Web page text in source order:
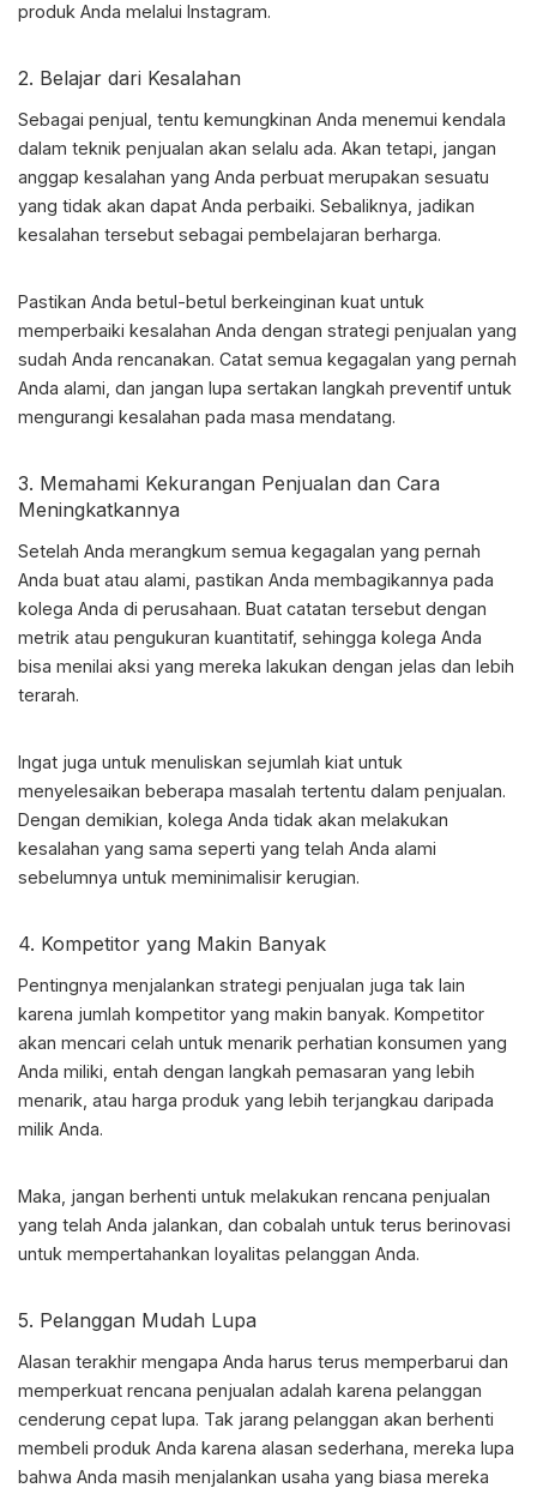
produk Anda melalui Instagram.
2. Belajar dari Kesalahan
Sebagai penjual, tentu kemungkinan Anda menemui kendala
dalam teknik penjualan akan selalu ada. Akan tetapi, jangan
anggap kesalahan yang Anda perbuat merupakan sesuatu
yang tidak akan dapat Anda perbaiki. Sebaliknya, jadikan
kesalahan tersebut sebagai pembelajaran berharga.
Pastikan Anda betul-betul berkeinginan kuat untuk
memperbaiki kesalahan Anda dengan strategi penjualan yang
sudah Anda rencanakan. Catat semua kegagalan yang pernah
Anda alami, dan jangan lupa sertakan langkah preventif untuk
mengurangi kesalahan pada masa mendatang.
3. Memahami Kekurangan Penjualan dan Cara
Meningkatkannya
Setelah Anda merangkum semua kegagalan yang pernah
Anda buat atau alami, pastikan Anda membagikannya pada
kolega Anda di perusahaan. Buat catatan tersebut dengan
metrik atau pengukuran kuantitatif, sehingga kolega Anda
bisa menilai aksi yang mereka lakukan dengan jelas dan lebih
terarah.
Ingat juga untuk menuliskan sejumlah kiat untuk
menyelesaikan beberapa masalah tertentu dalam penjualan.
Dengan demikian, kolega Anda tidak akan melakukan
kesalahan yang sama seperti yang telah Anda alami
sebelumnya untuk meminimalisir kerugian.
4. Kompetitor yang Makin Banyak
Pentingnya menjalankan strategi penjualan juga tak lain
karena jumlah kompetitor yang makin banyak. Kompetitor
akan mencari celah untuk menarik perhatian konsumen yang
Anda miliki, entah dengan langkah pemasaran yang lebih
menarik, atau harga produk yang lebih terjangkau daripada
milik Anda.
Maka, jangan berhenti untuk melakukan rencana penjualan
yang telah Anda jalankan, dan cobalah untuk terus berinovasi
untuk mempertahankan loyalitas pelanggan Anda.
5. Pelanggan Mudah Lupa
Alasan terakhir mengapa Anda harus terus memperbarui dan
memperkuat rencana penjualan adalah karena pelanggan
cenderung cepat lupa. Tak jarang pelanggan akan berhenti
membeli produk Anda karena alasan sederhana, mereka lupa
bahwa Anda masih menjalankan usaha yang biasa mereka